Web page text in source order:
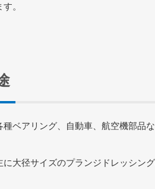
。
種ベアリング、自動車、航空機部品
に大径サイズのプランジドレッシング